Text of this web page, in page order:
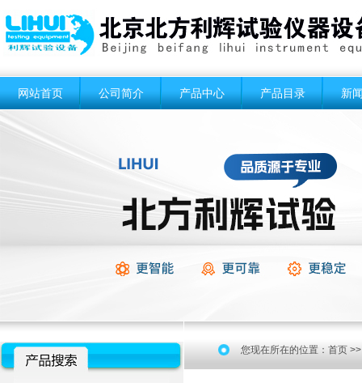
网站首页 公司简介 产品中心 产品目录 新
您现在所在的位置： 首页